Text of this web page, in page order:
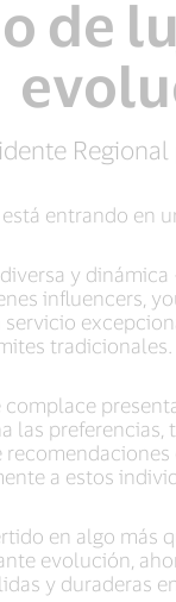
de
entrando en
y
influencers,
tradicionales.
las
a estos
en algo más
evolución,
y duraderas